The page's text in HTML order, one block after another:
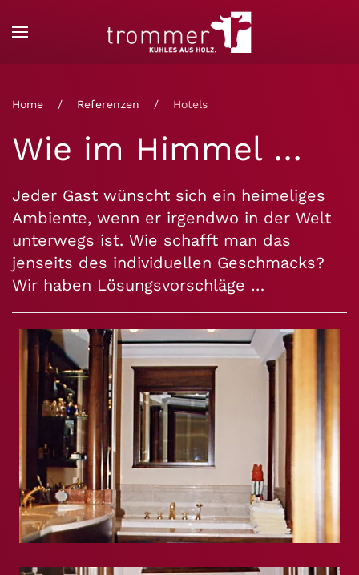
Zum Hauptinhalt springen
Home Referenzen Hotels
Wie im Himmel …
Jeder Gast wünscht sich ein heimeliges
Ambiente, wenn er irgendwo in der Welt
unterwegs ist. Wie schafft man das
jenseits des individuellen Geschmacks?
Wir haben Lösungsvorschläge …